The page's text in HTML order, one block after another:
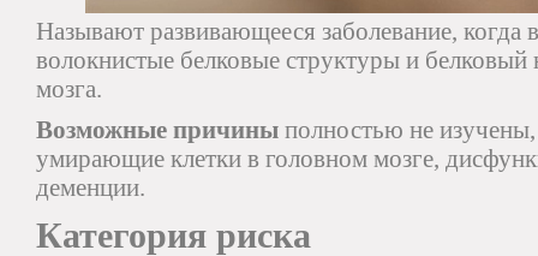
Называют развивающееся заболевание, когда
волокнистые белковые структуры и белковый
мозга.
Возможные причины полностью не
умирающие клетки в головном мозге,
деменции.
Категория риска